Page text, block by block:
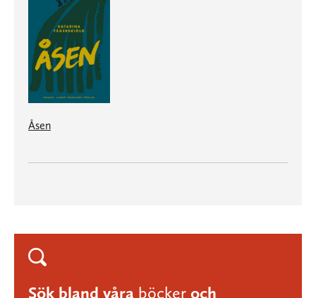
Åsen
Sök bland våra böcker och